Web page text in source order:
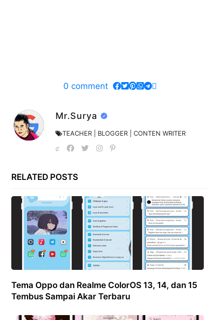
0 comment
Mr.Surya
TEACHER | BLOGGER | CONTEN WRITER
RELATED POSTS
Tema Oppo dan Realme ColorOS 13, 14, dan 15
Tembus Sampai Akar Terbaru